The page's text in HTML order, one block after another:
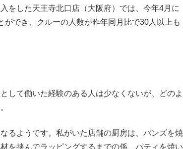
をした天王寺北口店（大阪府）では、今年4月に
でき、クルーの人数が昨年同月比で30人以上も
して働いた経験のある人は少なくないが、どのよ
るようです。私がいた店舗の厨房は、バンズを焼
を挟んでラッピングするまでの係、パティを焼い